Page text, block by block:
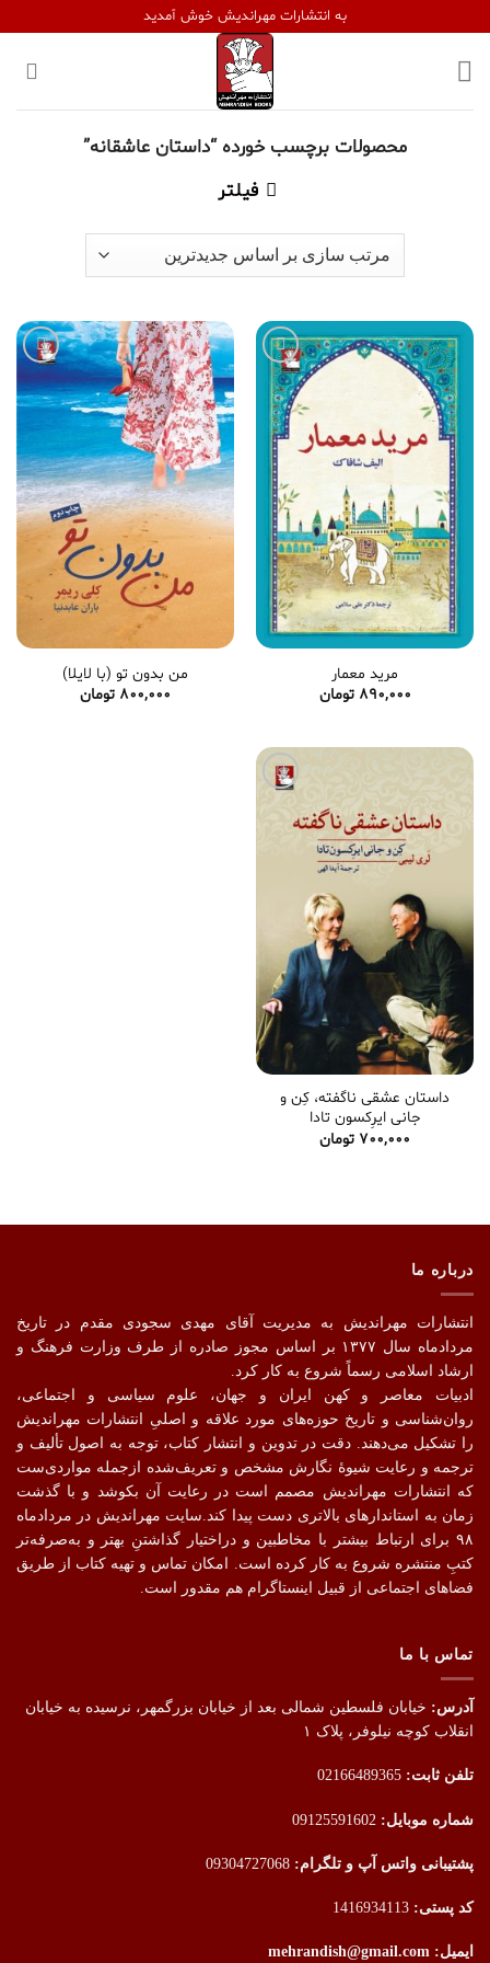
به انتشارات مهراندیش خوش آمدید
محصولات برچسب خورده “داستان عاشقانه”
فیلتر
افزودن
به
علاقه
مندی
ها
مرید معمار
890,000 تومان
به
علاقه
من بدون تو (با لایلا)
800,000 تومان
داستان عشقی ناگفته، کِن و
جانی ایرِکسون تادا
700,000 تومان
درباره ما
انتشارات مهراندیش به مدیریت آقای مهدی سجودی مقدم در تاریخ
مردادماه سال ۱۳۷۷ بر اساس مجوز صادره از طرف وزارت فرهنگ و
ارشاد اسلامی رسماً شروع به کار کرد.
ادبیات معاصر و کهن ایران و جهان، علوم سیاسی و اجتماعی،
روان‌شناسی و تاریخ حوزه‌های مورد علاقه و اصلیِ انتشارات مهراندیش
را تشکیل می‌دهند. دقت در تدوین و انتشار کتاب،‌ توجه به اصول تألیف و
ترجمه و رعایت شیوهٔ نگارش مشخص و تعریف‌شده ازجمله مواردی‌ست
که انتشارات مهراندیش مصمم است در رعایت آن بکوشد و با گذشت
زمان به استاندارهای بالاتری دست پیدا کند.سایت مهراندیش در مردادماه
۹۸ برای ارتباط بیشتر با مخاطبین و دراختیار گذاشتنِ بهتر و به‌صرفه‌تر
کتبِ منتشره شروع به کار کرده است. امکان تماس و تهیه کتاب از طریق
فضاهای اجتماعی از قبیل اینستاگرام هم مقدور است.
تماس با ما
آدرس: خیابان فلسطین شمالی بعد از خیابان بزرگمهر، نرسیده به خیابان
انقلاب کوچه نیلوفر، پلاک ۱
تلفن ثابت:
شماره موبایل:
پشتیبانی واتس آپ و تلگرام:
کد پستی:
ایمیل: mehrandish@gmail.com